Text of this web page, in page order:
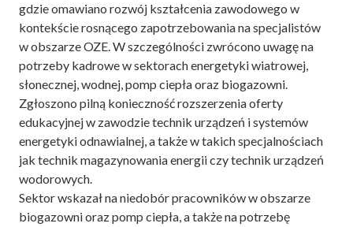
gdzie omawiano rozwój kształcenia zawodowego w
kontekście rosnącego zapotrzebowania na specjalistów
w obszarze OZE. W szczególności zwrócono uwagę na
potrzeby kadrowe w sektorach energetyki wiatrowej,
słonecznej, wodnej, pomp ciepła oraz biogazowni.
Zgłoszono pilną konieczność rozszerzenia oferty
edukacyjnej w zawodzie technik urządzeń i systemów
energetyki odnawialnej, a także w takich specjalnościach
jak technik magazynowania energii czy technik urządzeń
wodorowych.
Sektor wskazał na niedobór pracowników w obszarze
biogazowni oraz pomp ciepła, a także na potrzebę